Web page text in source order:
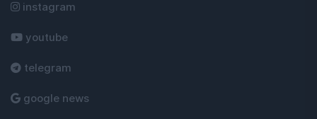
instagram
youtube
telegram
google news